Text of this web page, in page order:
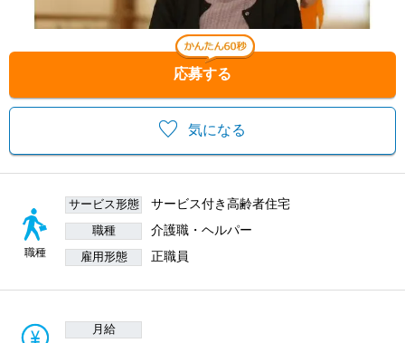
気になる
応募する
職種
サービス形態 サービス付き高齢者住宅
職種 介護職・ヘルパー
雇用形態 正職員
月給